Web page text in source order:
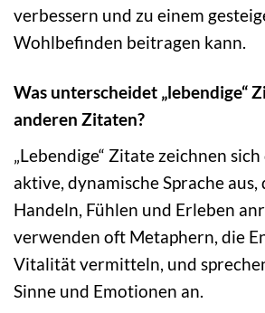
verbessern und zu einem
Wohlbefinden beitragen kann.
Was unterscheidet „lebendige“
anderen Zitaten?
„Lebendige“ Zitate zeichnen
aktive, dynamische Sprache aus,
Handeln, Fühlen und Erleben
verwenden oft Metaphern, die
Vitalität vermitteln, und
Sinne und Emotionen an.